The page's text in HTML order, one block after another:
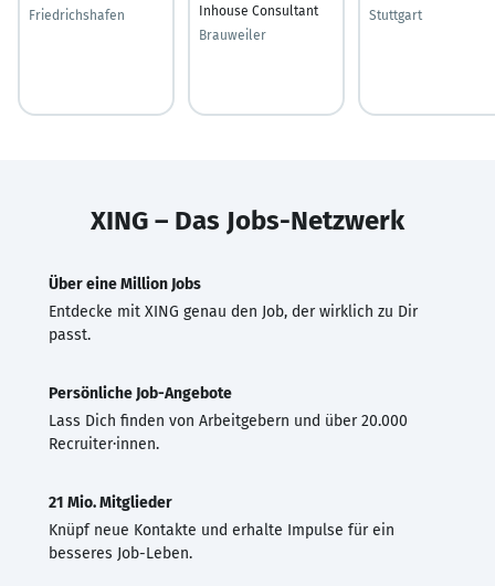
Friedrichshafen
Inhouse Consultant
Brauweiler
Stuttgart
XING – Das Jobs-Netzwerk
Über eine Million Jobs
Entdecke mit XING genau den Job, der wirklich zu Dir
passt.
Persönliche Job-Angebote
Lass Dich finden von Arbeitgebern und über 20.000
Recruiter·innen.
21 Mio. Mitglieder
Knüpf neue Kontakte und erhalte Impulse für ein
besseres Job-Leben.